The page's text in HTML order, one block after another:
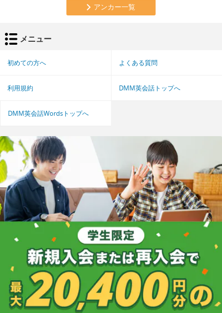
アンカー一覧
メニュー
初めての方へ よくある質問
利用規約 DMM英会話トップへ
DMM英会話Wordsトップへ